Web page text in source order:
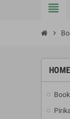
view_headline
chevron_right
HOME